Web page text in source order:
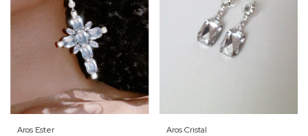
Aros Ester Aros Cristal